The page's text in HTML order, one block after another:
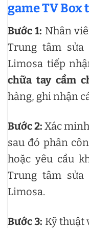
game TV Box
Bước 1: Nhân
Trung tâm
Limosa tiếp
chữa tay cầm
hàng, ghi nhận
Bước 2:Xác
sau đó phân
hoặc yêu cầu
Trung tâm
Limosa.
Bước 3: Kỹ thuật